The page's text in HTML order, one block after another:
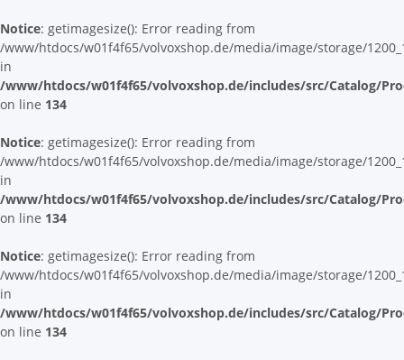
Notice: getimagesize(): Error reading from
/www/htdocs/w01f4f65/volvoxshop.de/media/image/storage/
in
/www/htdocs/w01f4f65/volvoxshop.de/includes/src/Catalog/
on line 134
Notice: getimagesize(): Error reading from
/www/htdocs/w01f4f65/volvoxshop.de/media/image/storage/
in
/www/htdocs/w01f4f65/volvoxshop.de/includes/src/Catalog/
on line 134
Notice: getimagesize(): Error reading from
/www/htdocs/w01f4f65/volvoxshop.de/media/image/storage/
in
/www/htdocs/w01f4f65/volvoxshop.de/includes/src/Catalog/
on line 134